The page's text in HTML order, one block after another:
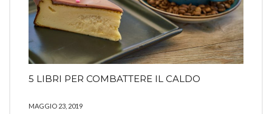
5 LIBRI PER COMBATTERE IL CALDO
MAGGIO 23, 2019